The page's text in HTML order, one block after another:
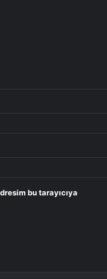
bu tarayıcıya